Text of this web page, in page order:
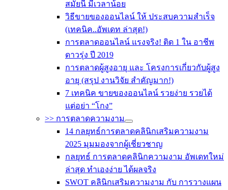
สมัยนี้ มีเวลาน้อย
วิธีขายของออนไลน์ ให้ ประสบความสำเร็จ
(เทคนิค..อัพเดท ล่าสุด!)
การตลาดออนไลน์ แรงจริง! ติด 1 ใน อาชีพ
ดาวรุ่ง ปี 2019
การตลาดผู้สูงอายุ และ โครงการเกี่ยวกับผู้สูง
อายุ (สรุป งานวิจัย สำคัญมาก!)
7 เทคนิค ขายของออนไลน์ รวยง่าย รวยได้
แต่อย่า “โกง”
>> การตลาดความงาม
14 กลยุทธ์การตลาดคลินิกเสริมความงาม
2025 มุมมองจากผู้เชี่ยวชาญ
กลยุทธ์ การตลาดคลินิกความงาม อัพเดทใหม่
ล่าสุด ทำเองง่าย ได้ผลจริง
SWOT คลินิกเสริมความงาม กับ การวางแผน